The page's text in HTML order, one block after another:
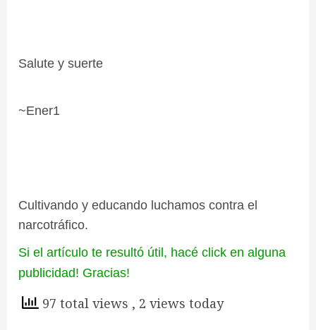
Salute y suerte
~Ener1
Cultivando y educando luchamos contra el
narcotráfico.
Si el artículo te resultó útil, hacé click en alguna
publicidad! Gracias!
97 total views , 2 views today